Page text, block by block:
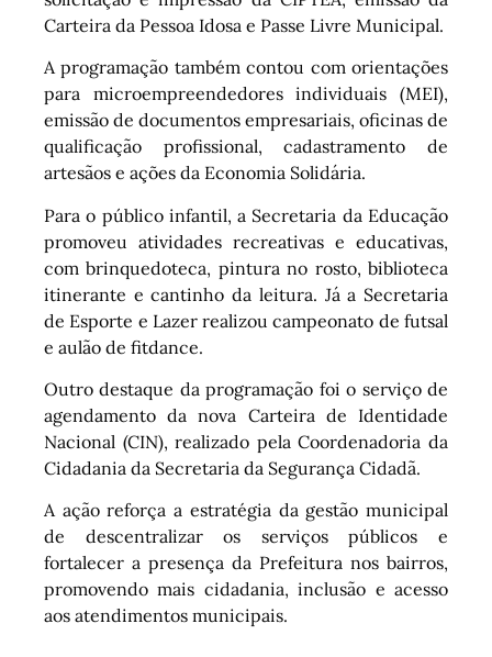
Carteira da Pessoa Idosa e Passe Livre Municipal.
A programação também contou com orientações
para microempreendedores individuais (MEI),
emissão de documentos empresariais, oficinas de
qualificação profissional, cadastramento de
artesãos e ações da Economia Solidária.
Para o público infantil, a Secretaria da Educação
promoveu atividades recreativas e educativas,
com brinquedoteca, pintura no rosto, biblioteca
itinerante e cantinho da leitura. Já a Secretaria
de Esporte e Lazer realizou campeonato de futsal
e aulão de fitdance.
Outro destaque da programação foi o serviço de
agendamento da nova Carteira de Identidade
Nacional (CIN), realizado pela Coordenadoria da
Cidadania da Secretaria da Segurança Cidadã.
A ação reforça a estratégia da gestão municipal
de descentralizar os serviços públicos e
fortalecer a presença da Prefeitura nos bairros,
promovendo mais cidadania, inclusão e acesso
aos atendimentos municipais.